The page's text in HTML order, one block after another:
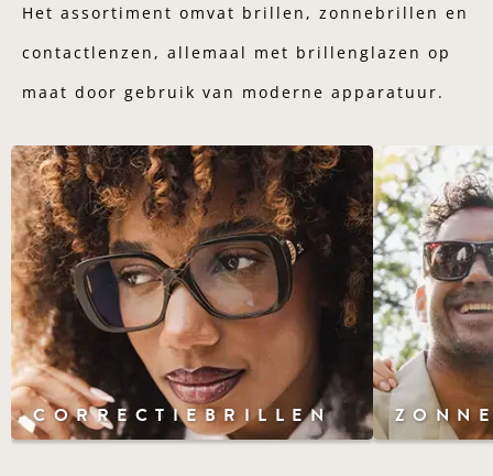
CORRECTIEBRILLEN
Het assortiment omvat brillen, zonnebrillen en
contactlenzen, allemaal met brillenglazen op
maat door gebruik van moderne apparatuur.